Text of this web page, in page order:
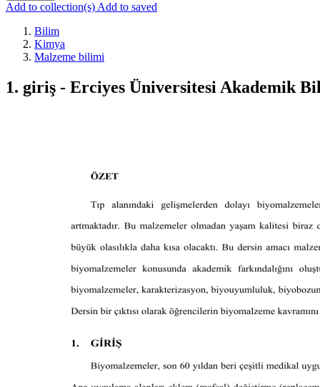
Add to collection(s) Add to saved
Bilim
Kimya
Malzeme bilimi
1. giriş - Erciyes Üniversitesi Akademik